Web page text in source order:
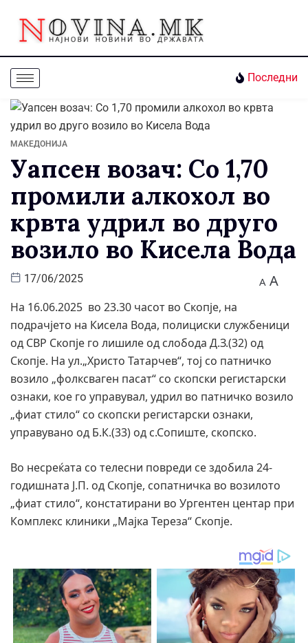
Последни
МАКЕДОНИЈА
Уапсен возач: Со 1,70
промили алкохол во
крвта удрил во друго
возило во Кисела Вода
17/06/2025 A A
На 16.06.2025 во 23.30 часот во Скопје, на
подрачјето на Кисела Вода, полициски службеници
од СВР Скопје го лишиле од слобода Д.З.(32) од
Скопје. На ул.„Христо Татарчев“, тој со патничко
возило „фолксваген пасат“ со скопски регистарски
ознаки, кое го управувал, удрил во патничко возило
„фиат стило“ со скопски регистарски ознаки,
управувано од Б.К.(33) од с.Сопиште, скопско.
Во несреќата со телесни повреди се здобила 24-
годишната Ј.П. од Скопје, сопатничка во возилото
„фиат стило“, констатирани во Ургентен центар при
Комплекс клиники „Мајка Тереза“ Скопје.